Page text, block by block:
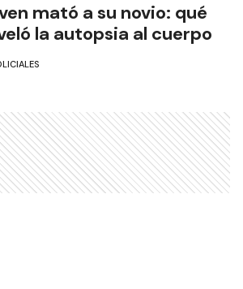
mató a su novio: qué
la autopsia al cuerpo